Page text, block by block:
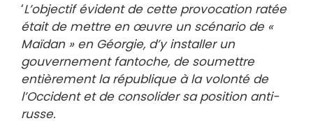
‘L’objectif évident de cette provocation ratée
était de mettre en œuvre un scénario de «
Maïdan » en Géorgie, d’y installer un
gouvernement fantoche, de soumettre
entièrement la république à la volonté de
l’Occident et de consolider sa position anti-
russe.